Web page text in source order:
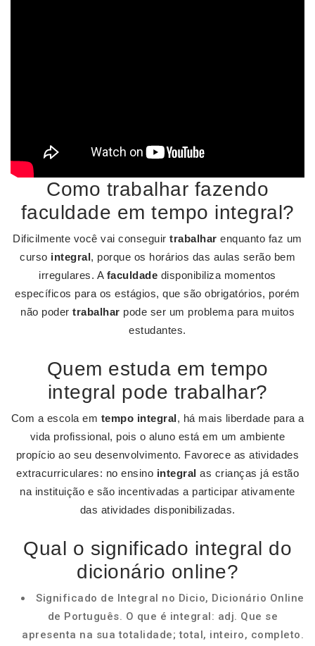
Como trabalhar fazendo
faculdade em tempo integral?
Dificilmente você vai conseguirtrabalhar enquanto faz um
curso integral, porque os horários das aulas serão bem
irregulares. A faculdade disponibiliza momentos
específicos para os estágios, que são obrigatórios, porém
não poder trabalhar pode ser um problema para muitos
estudantes.
Quem estuda em tempo
integral pode trabalhar?
Com a escola em tempo integral, há mais liberdade para a
vida profissional, pois o aluno está em um ambiente
propício ao seu desenvolvimento. Favorece as atividades
extracurriculares: no ensino integral as crianças já estão
na instituição e são incentivadas a participar ativamente
das atividades disponibilizadas.
Qual o significado integral do
dicionário online?
Significado de Integral no Dicio, Dicionário Online
de Português. O que é integral: adj. Que se
apresenta na sua totalidade; total, inteiro, completo.